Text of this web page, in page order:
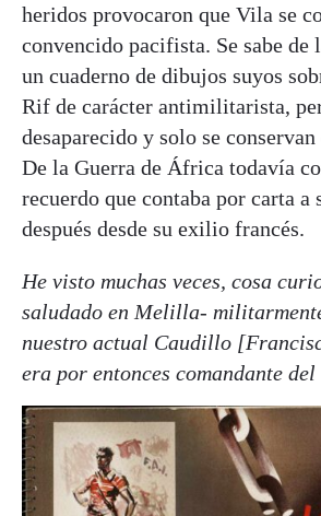
heridos provocaron que Vila se
convencido pacifista. Se sabe de
un cuaderno de dibujos suyos
Rif de carácter antimilitarista,
desaparecido y solo se
De la Guerra de África todavía
recuerdo que contaba por carta a
después desde su exilio francés.
He visto muchas veces, cosa
saludado en Melilla-
nuestro actual Caudillo
era por entonces comandante del